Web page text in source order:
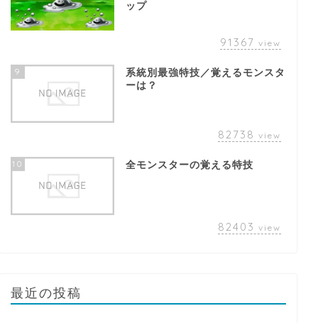
ップ
91367 view
9
系統別最強特技／覚えるモンスタ
ーは？
82738 view
10 全モンスターの覚える特技
82403 view
最近の投稿